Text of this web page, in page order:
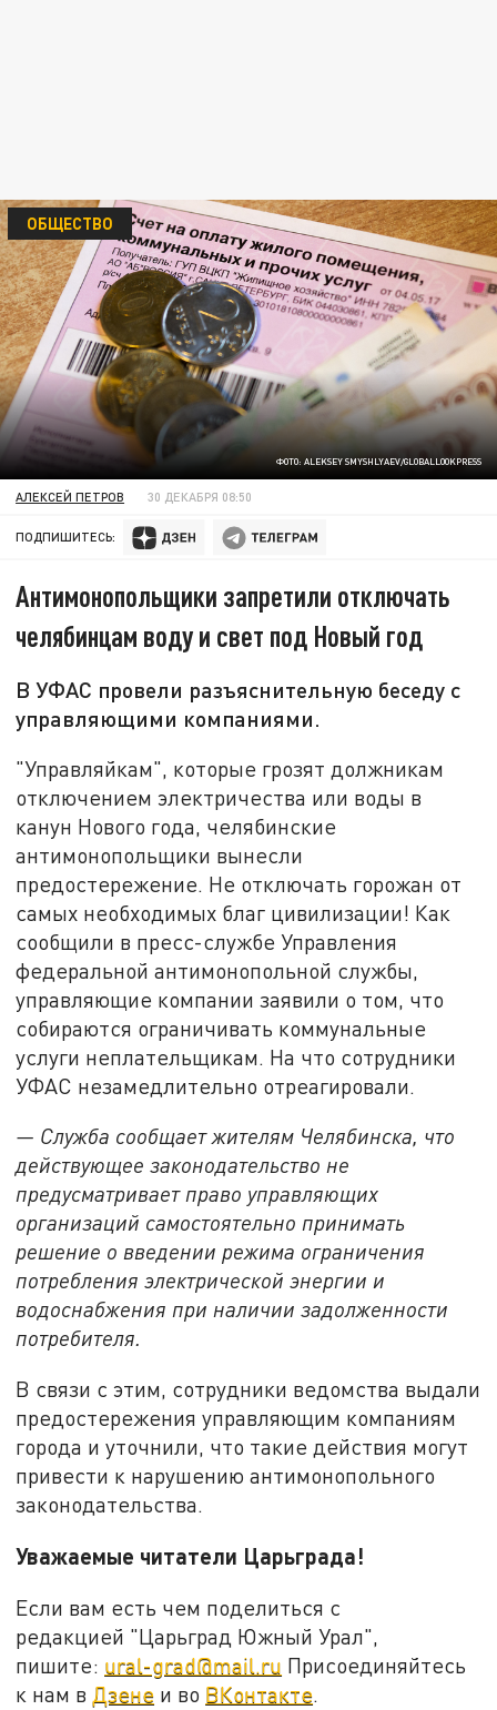
ФОТО: ALEKSEY SMYSHLYAEV/GLOBALLOOKPRESS
ОБЩЕСТВО
АЛЕКСЕЙ ПЕТРОВ 30 ДЕКАБРЯ 08:50
ПОДПИШИТЕСЬ:
Антимонопольщики запретили отключать
челябинцам воду и свет под Новый год
В УФАС провели разъяснительную беседу с
управляющими компаниями.
"Управляйкам", которые грозят должникам
отключением электричества или воды в
канун Нового года, челябинские
антимонопольщики вынесли
предостережение. Не отключать горожан от
самых необходимых благ цивилизации! Как
сообщили в пресс-службе Управления
федеральной антимонопольной службы,
управляющие компании заявили о том, что
собираются ограничивать коммунальные
услуги неплательщикам. На что сотрудники
УФАС незамедлительно отреагировали.
— Служба сообщает жителям Челябинска, что
действующее законодательство не
предусматривает право управляющих
организаций самостоятельно принимать
решение о введении режима ограничения
потребления электрической энергии и
водоснабжения при наличии задолженности
потребителя.
В связи с этим, сотрудники ведомства выдали
предостережения управляющим компаниям
города и уточнили, что такие действия могут
привести к нарушению антимонопольного
законодательства.
Уважаемые читатели Царьграда!
Если вам есть чем поделиться с
редакцией "Царьград Южный Урал",
пишите: ural-grad@mail.ru Присоединяйтесь
к нам в Дзене и во ВКонтакте